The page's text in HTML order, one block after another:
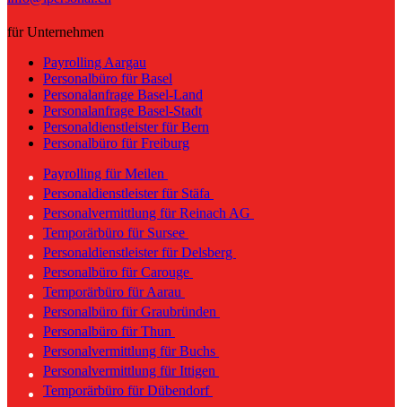
für Unternehmen
Payrolling Aargau
Personalbüro für Basel
Personalanfrage Basel-Land
Personalanfrage Basel-Stadt
Personaldienstleister für Bern
Personalbüro für Freiburg
Payrolling für Meilen
Personaldienstleister für Stäfa
Personalvermittlung für Reinach AG
Temporärbüro für Sursee
Personaldienstleister für Delsberg
Personalbüro für Carouge
Temporärbüro für Aarau
Personalbüro für Graubründen
Personalbüro für Thun
Personalvermittlung für Buchs
Personalvermittlung für Ittigen
Temporärbüro für Dübendorf